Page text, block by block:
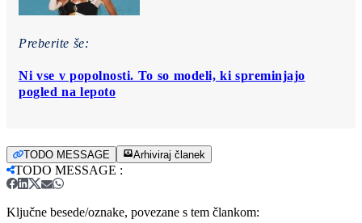
Preberite še:
Ni vse v popolnosti. To so modeli, ki spreminjajo
pogled na lepoto
TODO MESSAGE Arhiviraj članek
TODO MESSAGE :
Ključne besede/oznake, povezane s tem člankom: